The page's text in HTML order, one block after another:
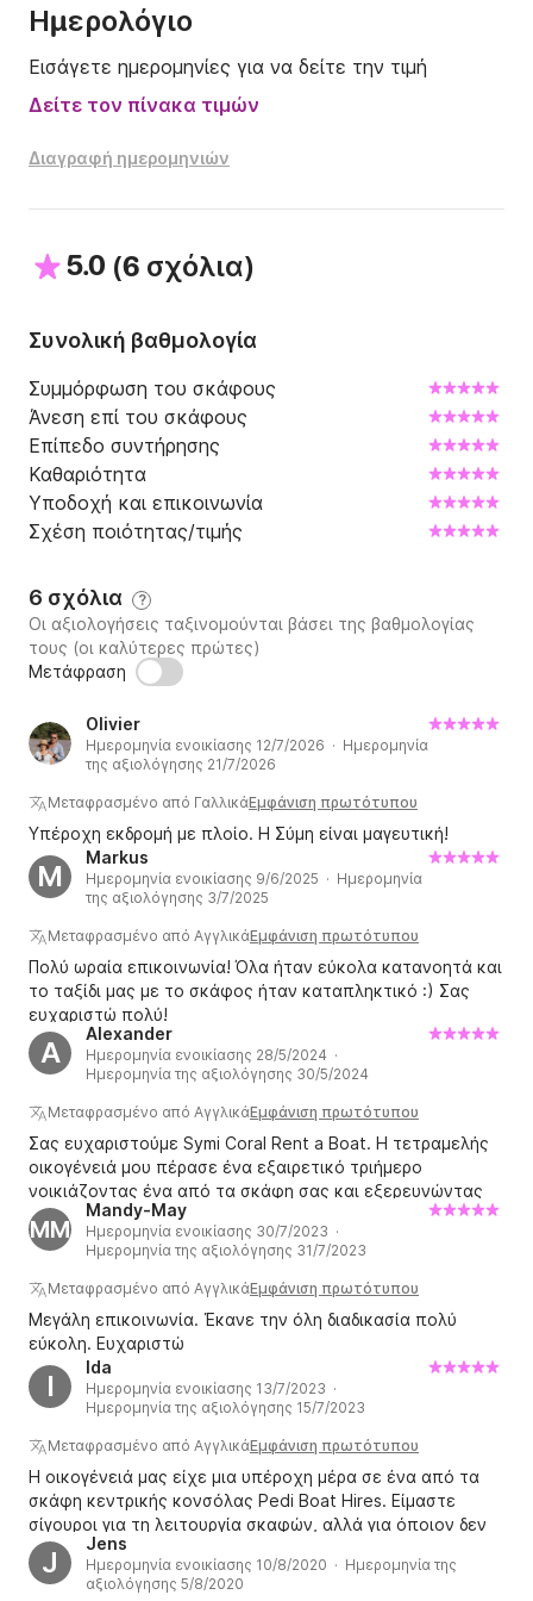
*Πριν από την ενοικίαση υπάρχει αναλυτική
*Η ενοικίαση ξεκινά από τις 9.00 έως τις 17.00
Ηλικία ενοικιαστή/οδηγού: άνω των 25 ετών
Η τιμή περιλαμβάνει:
-> Καπετάνιος (ανάλογα με τη διαθεσιμότητα): 60€
- - - - - - - - - - - - - - -
Επικοινωνήστε μαζί μας σήμερα!
Ημερολόγιο
Εισάγετε ημερομηνίες για να δείτε την τιμή
Δείτε τον πίνακα τιμών
Διαγραφή ημερομηνιών
5.0 (6 σχόλια)
Συνολική βαθμολογία
Συμμόρφωση του σκάφους
Άνεση επί του σκάφους
Επίπεδο συντήρησης
Καθαριότητα
Υποδοχή και επικοινωνία
Σχέση ποιότητας/τιμής
6 σχόλια ?
Οι αξιολογήσεις ταξινομούνται βάσει της βαθμολογίας
τους (οι καλύτερες πρώτες)
Μετάφραση
Olivier
Ημερομηνία ενοικίασης 12/7/2026 · Ημερομηνία
της αξιολόγησης 21/7/2026
Μεταφρασμένο από ΓαλλικάΕμφάνιση πρωτότυπου
Υπέροχη εκδρομή με πλοίο. Η Σύμη είναι μαγευτική!
M
Markus
Ημερομηνία ενοικίασης 9/6/2025 · Ημερομηνία
της αξιολόγησης 3/7/2025
Μεταφρασμένο από ΑγγλικάΕμφάνιση πρωτότυπου
Πολύ ωραία επικοινωνία! Όλα ήταν εύκολα κατανοητά και
το ταξίδι μας με το σκάφος ήταν καταπληκτικό :) Σας
ευχαριστώ πολύ!
A
Alexander
Ημερομηνία ενοικίασης 28/5/2024 ·
Ημερομηνία της αξιολόγησης 30/5/2024
Μεταφρασμένο από ΑγγλικάΕμφάνιση πρωτότυπου
Σας ευχαριστούμε Symi Coral Rent a Boat. Η τετραμελής
οικογένειά μου πέρασε ένα εξαιρετικό τριήμερο
νοικιάζοντας ένα από τα σκάφη σας και εξερευνώντας
το νησί. Θα σας συνιστούσα σε οποιονδήποτε χωρίς
επιφύλαξη.
MM
Mandy-May
Ημερομηνία ενοικίασης 30/7/2023 ·
Ημερομηνία της αξιολόγησης 31/7/2023
Μεταφρασμένο από ΑγγλικάΕμφάνιση πρωτότυπου
Μεγάλη επικοινωνία. Έκανε την όλη διαδικασία πολύ
εύκολη. Ευχαριστώ
I
Ida
Ημερομηνία ενοικίασης 13/7/2023 ·
Ημερομηνία της αξιολόγησης 15/7/2023
Μεταφρασμένο από ΑγγλικάΕμφάνιση πρωτότυπου
Η οικογένειά μας είχε μια υπέροχη μέρα σε ένα από τα
σκάφη κεντρικής κονσόλας Pedi Boat Hires. Είμαστε
σίγουροι για τη λειτουργία σκαφών, αλλά για όποιον δεν
είναι, ο εξοπλισμός, η εκπαίδευση και η βοήθεια που
παρείχαν θα επέτρεπαν σε οποιονδήποτε να έχει
πρόσβαση στην υπέροχη προσφορά τους. Η μέρα μας έξω
J
Jens
Ημερομηνία ενοικίασης 10/8/2020 · Ημερομηνία της
αξιολόγησης 5/8/2020